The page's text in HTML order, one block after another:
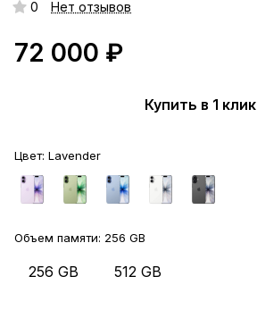
0 Нет отзывов
72 000 ₽
Купить в 1 клик
Цвет: Lavender
Объем памяти: 256 GB
256 GB 512 GB